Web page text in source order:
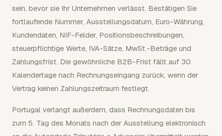
sein, bevor sie Ihr Unternehmen verlässt. Bestätigen Sie
fortlaufende Nummer, Ausstellungsdatum, Euro-Währung,
Kundendaten, NIF-Felder, Positionsbeschreibungen,
steuerpflichtige Werte, IVA-Sätze, MwSt.-Beträge und
Zahlungsfrist. Die gewöhnliche B2B-Frist fällt auf 30
Kalendertage nach Rechnungseingang zurück, wenn der
Vertrag keinen Zahlungszeitraum festlegt.
Portugal verlangt außerdem, dass Rechnungsdaten bis
zum 5. Tag des Monats nach der Ausstellung elektronisch